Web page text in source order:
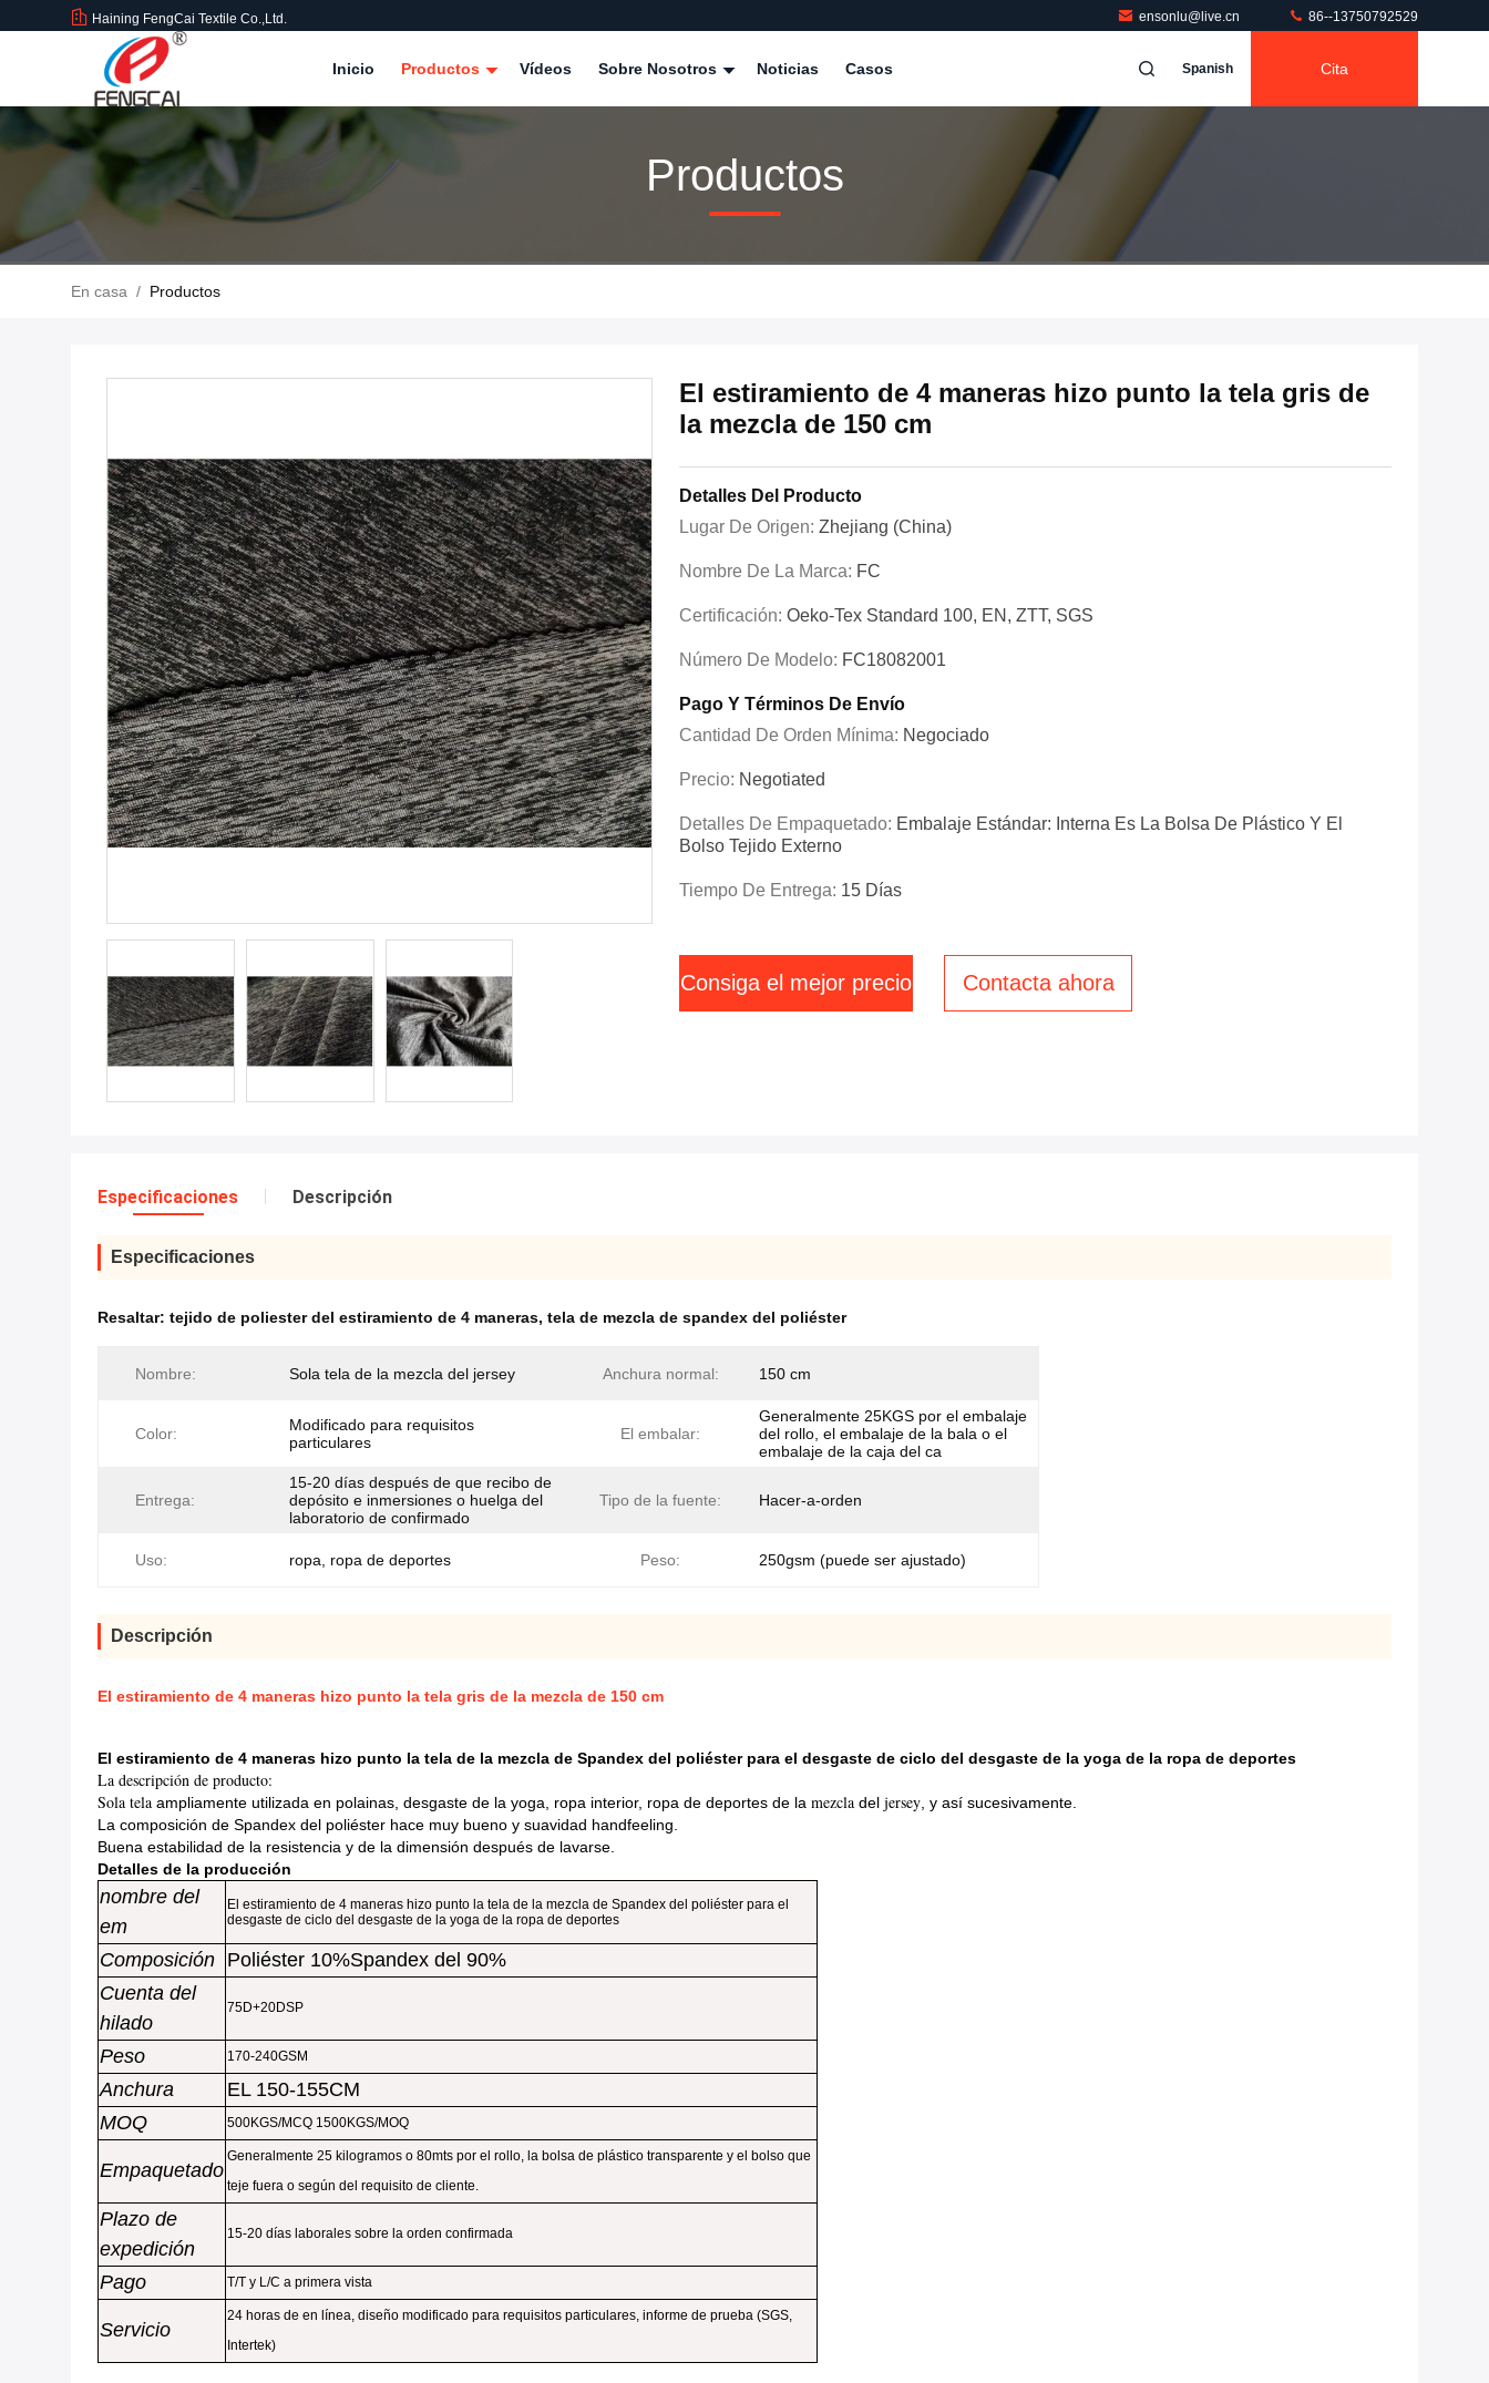
Haining FengCai Textile Co.,Ltd. ensonlu@live.cn 86--13750792529
Inicio Productos Vídeos Sobre Nosotros Noticias Casos Spanish Cita
Productos
En casa / Productos
El estiramiento de 4 maneras hizo punto la tela gris de
la mezcla de 150 cm
Detalles Del Producto
Lugar De Origen: Zhejiang (China)
Nombre De La Marca: FC
Certificación: Oeko-Tex Standard 100, EN, ZTT, SGS
Número De Modelo: FC18082001
Pago Y Términos De Envío
Cantidad De Orden Mínima: Negociado
Precio: Negotiated
Detalles De Empaquetado: Embalaje Estándar: Interna Es La Bolsa De Plástico Y El
Bolso Tejido Externo
Tiempo De Entrega: 15 Días
Consiga el mejor precio Contacta ahora
Especificaciones Descripción
Especificaciones
Resaltar: tejido de poliester del estiramiento de 4 maneras, tela de mezcla de spandex del poliéster
Nombre: Sola tela de la mezcla del jersey Anchura normal: 150 cm
Color:
Modificado para requisitos
particulares
El embalar:
Generalmente 25KGS por el embalaje
del rollo, el embalaje de la bala o el
embalaje de la caja del ca
Entrega:
15-20 días después de que recibo de
depósito e inmersiones o huelga del
laboratorio de confirmado
Tipo de la fuente: Hacer-a-orden
Uso: ropa, ropa de deportes Peso: 250gsm (puede ser ajustado)
Descripción
El estiramiento de 4 maneras hizo punto la tela gris de la mezcla de 150 cm
El estiramiento de 4 maneras hizo punto la tela de la mezcla de Spandex del poliéster para el desgaste de ciclo del desgaste de la yoga de la ropa de deportes
La descripción de producto:
Sola tela ampliamente utilizada en polainas, desgaste de la yoga, ropa interior, ropa de deportes de la mezcla del jersey , y así sucesivamente.
La composición de Spandex del poliéster hace muy bueno y suavidad handfeeling.
Buena estabilidad de la resistencia y de la dimensión después de lavarse.
Detalles de la producción
nombre del
em
El estiramiento de 4 maneras hizo punto la tela de la mezcla de Spandex del poliéster para el
desgaste de ciclo del desgaste de la yoga de la ropa de deportes
Composición Poliéster 10%Spandex del 90%
Cuenta del
hilado
75D+20DSP
Peso 170-240GSM
Anchura
EL 150-155CM
MOQ
500KGS/MCQ 1500KGS/MOQ
Empaquetado
Generalmente 25 kilogramos o 80mts por el rollo, la bolsa de plástico transparente y el bolso que
teje fuera o según del requisito de cliente.
Plazo de
expedición
15-20 días laborales sobre la orden confirmada
Pago T/T y L/C a primera vista
Servicio
24 horas de en línea, diseño modificado para requisitos particulares, informe de prueba (SGS,
Intertek)